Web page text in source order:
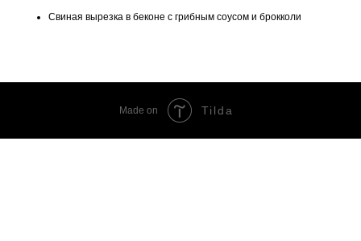
Свиная вырезка в беконе с грибным соусом и брокколи
Made on Tilda